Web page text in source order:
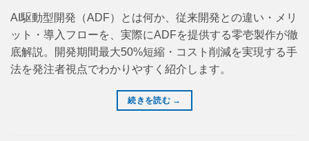
AI駆動型開発（ADF）とは何か、従来開発との違い・メリ
ット・導入フローを、実際にADFを提供する零壱製作が徹
底解説。開発期間最大50%短縮・コスト削減を実現する手
法を発注者視点でわかりやすく紹介します。
続きを読む →